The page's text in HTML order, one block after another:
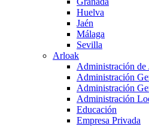
Huelva
Jaén
Málaga
Sevilla
Arloak
Administración de
Administración
Administración
Administración
Educación
Empresa Privada